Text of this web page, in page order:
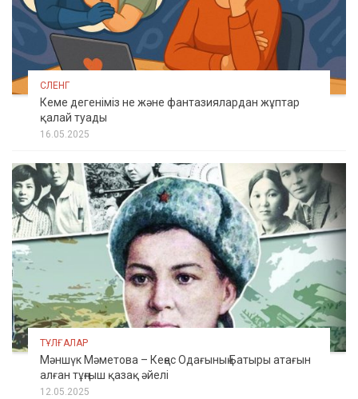
СЛЕНГ
Кеме дегеніміз не және фантазиялардан жұптар
қалай туады
16.05.2025
ТҰЛҒАЛАР
Мәншүк Мәметова – Кеңес Одағының Батыры атағын
алған тұңғыш қазақ әйелі
12.05.2025